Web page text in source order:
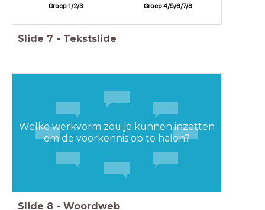
Groep 1/2/3 Groep 4/5/6/7/8
Slide 7 - Tekstslide
Welke werkvorm zou je kunnen inzetten
om de voorkennis op te halen?
Slide 8 - Woordweb